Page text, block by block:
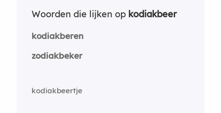
Woorden die lijken op kodiakbeer
kodiakberen
zodiakbeker
kodiakbeertje